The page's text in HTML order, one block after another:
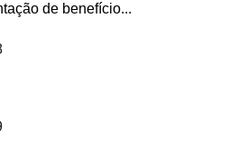
de benefício...